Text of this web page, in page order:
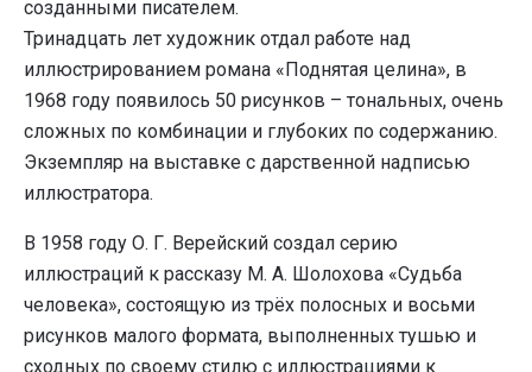
созданными писателем.
Тринадцать лет художник отдал работе над
иллюстрированием романа «Поднятая целина», в
1968 году появилось 50 рисунков – тональных, очень
сложных по комбинации и глубоких по содержанию.
Экземпляр на выставке с дарственной надписью
иллюстратора.
В 1958 году О. Г. Верейский создал серию
иллюстраций к рассказу М. А. Шолохова «Судьба
человека», состоящую из трёх полосных и восьми
рисунков малого формата, выполненных тушью и
сходных по своему стилю с иллюстрациями к